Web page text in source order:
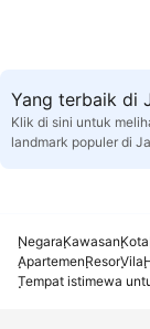
Yang terbaik di
Klik di sini untuk
landmark populer di
NegaraKawasanKota
ApartemenResorVila
Tempat istimewa